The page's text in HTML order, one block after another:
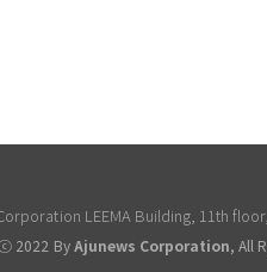
LEEMA Building, 11th
2022 ByAjunews Corporation, All